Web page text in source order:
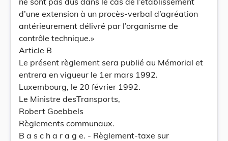
d’une extension à un procès-verbal d’agréation
antérieurement délivré par l’organisme de
contrôle technique.»
Article B
Le présent règlement sera publié au Mémorial et
entrera en vigueur le 1er mars 1992.
Luxembourg, le 20 février 1992.
Le Ministre desTransports,
Robert Goebbels
Règlements communaux.
B a s c h a r a g e. - Règlement-taxe sur